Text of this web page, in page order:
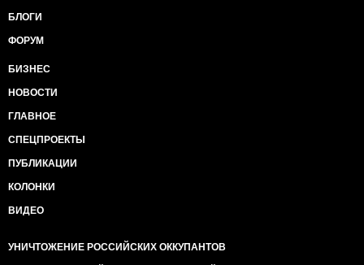
БЛОГИ
ФОРУМ
БИЗНЕС
НОВОСТИ
ГЛАВНОЕ
СПЕЦПРОЕКТЫ
ПУБЛИКАЦИИ
КОЛОНКИ
ВИДЕО
УНИЧТОЖЕНИЕ РОССИЙСКИХ ОККУПАНТОВ